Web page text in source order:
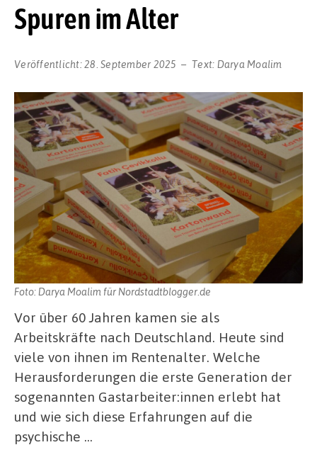
Spuren im Alter
Veröffentlicht:28. September 2025 Text: Darya Moalim
Foto: Darya Moalim für Nordstadtblogger.de
Vor über 60 Jahren kamen sie als
Arbeitskräfte nach Deutschland. Heute sind
viele von ihnen im Rentenalter. Welche
Herausforderungen die erste Generation der
sogenannten Gastarbeiter:innen erlebt hat
und wie sich diese Erfahrungen auf die
psychische …